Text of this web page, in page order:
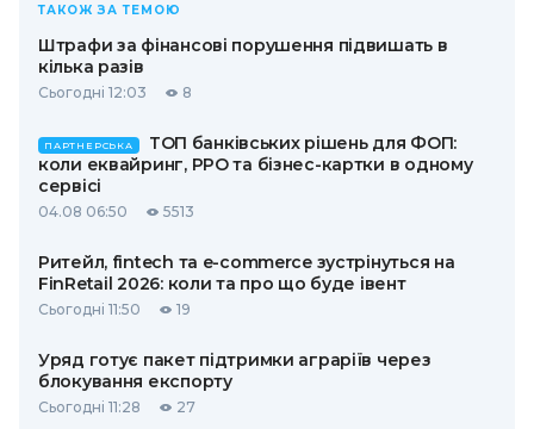
ТАКОЖ ЗА ТЕМОЮ
Штрафи за фінансові порушення підвишать в
кілька разів
Сьогодні 12:03 8
ПАРТНЕРСЬКА
ТОП банківських рішень для ФОП:
коли еквайринг, РРО та бізнес-картки в одному
сервісі
04.08 06:50 5513
Ритейл, fintech та e-commerce зустрінуться на
FinRetail 2026: коли та про що буде івент
Сьогодні 11:50 19
Уряд готує пакет підтримки аграріїв через
блокування експорту
Сьогодні 11:28 27